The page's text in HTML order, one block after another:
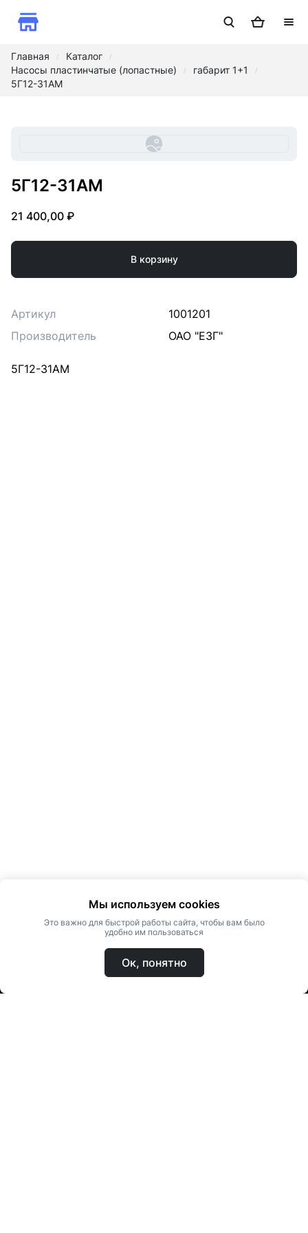
Главная / Каталог /
Насосы пластинчатые (лопастные) / габарит 1+1 /
5Г12-31АМ
5Г12-31АМ
21 400,00 ₽
В корзину
Артикул
1001201
Производитель
ОАО "ЕЗГ"
5Г12-31АМ
Мы используем cookies
Это важно для быстрой работы сайта, чтобы вам было
удобно им пользоваться
Ок, понятно